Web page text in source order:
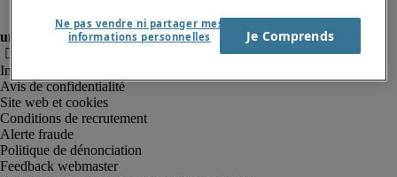
Informations sur la société
Avis de confidentialité
Site web et cookies
Conditions de recrutement
Alerte fraude
Politique de dénonciation
Feedback webmaster
Ne pas vendre ni partager mes
informations personnelles
Je Comprends